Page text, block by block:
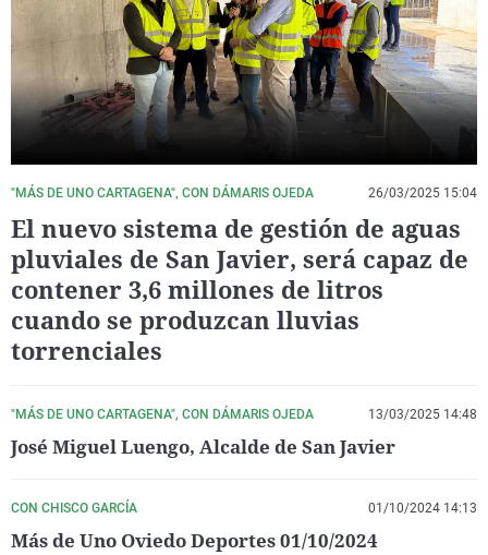
La rosa de los vientos
Gente viajera
Como el perro y el
Caso
Retornados
Equipo de
Operación Viuda
Extremadura
Galicia
La Rioja
País Vasco
Virales
Televisión
Elecciones
"MÁS DE UNO CARTAGENA", CON DÁMARIS OJEDA 26/03/2025 15:04
El nuevo sistema de gestión de aguas
pluviales de San Javier, será capaz de
contener 3,6 millones de litros
cuando se produzcan lluvias
torrenciales
"MÁS DE UNO CARTAGENA", CON DÁMARIS OJEDA 13/03/2025 14:48
José Miguel Luengo, Alcalde de San Javier
CON CHISCO GARCÍA 01/10/2024 14:13
Más de Uno Oviedo Deportes 01/10/2024